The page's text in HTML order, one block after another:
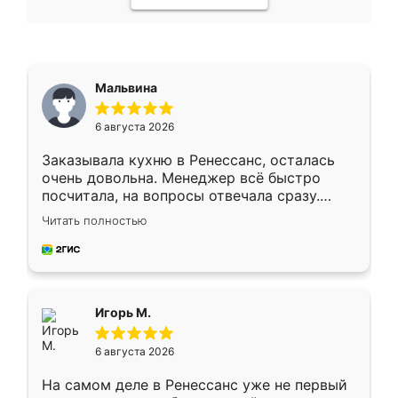
Мальвина
6 августа 2026
Заказывала кухню в Ренессанс, осталась
очень довольна. Менеджер всё быстро
посчитала, на вопросы отвечала сразу.
Замерщик приехал в субботу, подошёл к
делу со всей ответственностью. Собрали
за день, ребята работали аккуратно, даже
Читать полностью
Игорь М.
6 августа 2026
На самом деле в Ренессанс уже не первый